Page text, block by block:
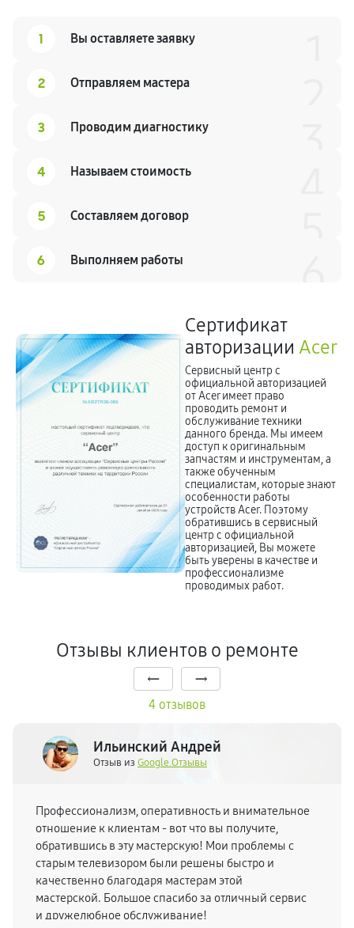
1 Вы оставляете заявку
2 Отправляем мастера
3 Проводим диагностику
4 Называем стоимость
5 Составляем договор
6 Выполняем работы
Сертификат
авторизации Acer
Сервисный центр с
официальной авторизацией
от Acer имеет право
проводить ремонт и
обслуживание техники
данного бренда. Мы имеем
доступ к оригинальным
запчастям и инструментам, а
также обученным
специалистам, которые знают
особенности работы
устройств Acer. Поэтому
обратившись в сервисный
центр с официальной
авторизацией, Вы можете
быть уверены в качестве и
профессионализме
проводимых работ.
Отзывы клиентов о ремонте
4 отзывов
Ильинский Андрей
Отзыв из Google.Отзывы
Профессионализм, оперативность и внимательное
отношение к клиентам - вот что вы получите,
обратившись в эту мастерскую! Мои проблемы с
старым телевизором были решены быстро и
качественно благодаря мастерам этой
мастерской. Большое спасибо за отличный сервис
и дружелюбное обслуживание!